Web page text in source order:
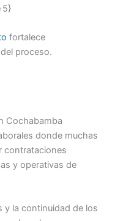
fortalece
proceso.
Cochabamba
donde muchas
contrataciones
y operativas de
y la continuidad de los